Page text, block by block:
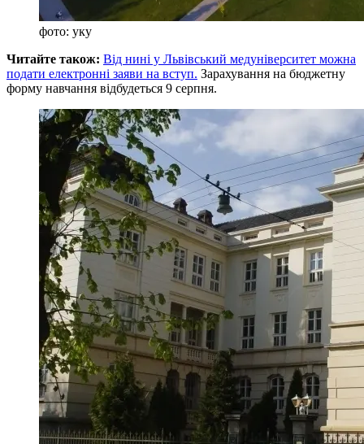
фото: уку
Читайте також: Від нині у Львівський медуніверситет можна
подати електронні заяви на вступ. Зарахування на бюджетну
форму навчання відбудеться 9 серпня.